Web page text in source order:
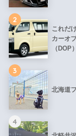
2
これだ
カーオ
（DOP）
3
北海道
4